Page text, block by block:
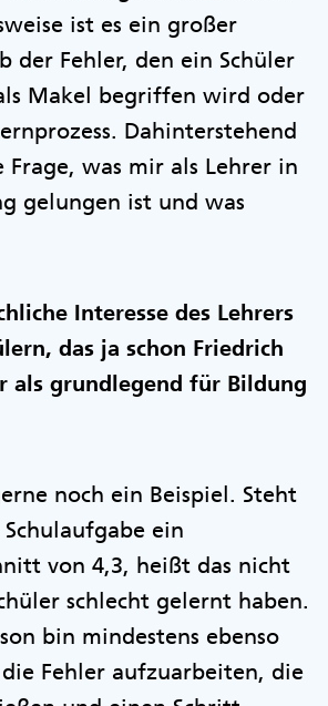
ist es ein großer
der Fehler, den ein Schüler
Makel begriffen wird oder
Dahinterstehend
Frage, was mir als Lehrer in
gelungen ist und was
Interesse des Lehrers
das ja schon Friedrich
als grundlegend für Bildung
noch ein Beispiel. Steht
ein
von 4,3, heißt das nicht
schlecht gelernt haben.
bin mindestens ebenso
Fehler aufzuarbeiten, die